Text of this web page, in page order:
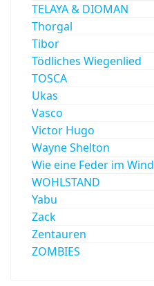
TELAYA & DIOMAN
Thorgal
Tibor
Tödliches Wiegenlied
TOSCA
Ukas
Vasco
Victor Hugo
Wayne Shelton
Wie eine Feder im Wind
WOHLSTAND
Yabu
Zack
Zentauren
ZOMBIES